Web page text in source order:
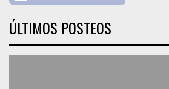
ÚLTIMOS POSTEOS